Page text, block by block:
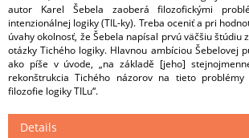
autor Karel Šebela zaoberá filozofickými
intenzionálnej logiky (TIL-ky). Treba oceniť a pri
úvahy okolnosť, že Šebela napísal prvú väčšiu štúdiu
otázky Tichého logiky. Hlavnou ambíciou Šebelovej
ako píše v úvode, „na základě [jeho]
rekonštrukcia Tichého názorov na tieto
filozofie logiky TILu“.
Details